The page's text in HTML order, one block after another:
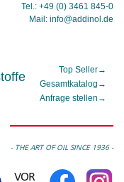
Tel.: +49 (0) 3461 845-0
Mail: info@addinol.de
Top Seller→
Gesamtkatalog →
Anfrage stellen →
- THE ART OF OIL SINCE 1936 -